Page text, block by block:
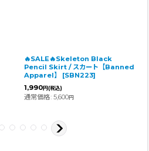
🔥SALE🔥Skeleton Black
Pencil Skirt / スカート【Banned
Apparel】
[SBN223]
1,990円 (税込)
通常価格: 5,600円